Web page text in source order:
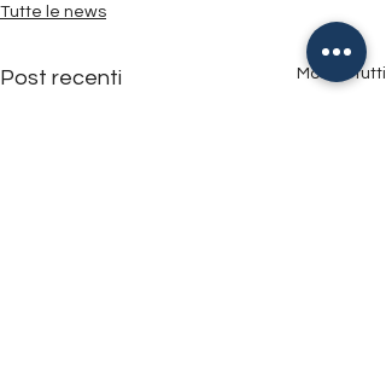
Tutte le news
Post recenti Mostra tutti